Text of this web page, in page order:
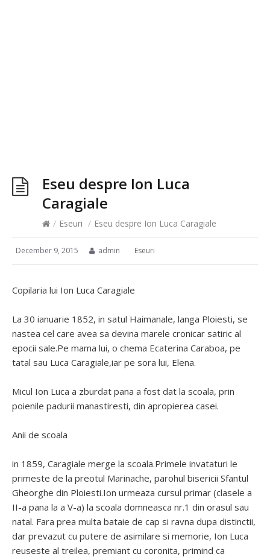
Eseu despre Ion Luca
Caragiale
/ Eseuri / Eseu despre Ion Luca Caragiale
December 9, 2015 admin Eseuri
Copilaria lui Ion Luca Caragiale
La 30 ianuarie 1852, in satul Haimanale, langa Ploiesti, se
nastea cel care avea sa devina marele cronicar satiric al
epocii sale.Pe mama lui, o chema Ecaterina Caraboa, pe
tatal sau Luca Caragiale,iar pe sora lui, Elena.
Micul Ion Luca a zburdat pana a fost dat la scoala, prin
poienile padurii manastiresti, din apropierea casei.
Anii de scoala
in 1859, Caragiale merge la scoala.Primele invataturi le
primeste de la preotul Marinache, parohul bisericii Sfantul
Gheorghe din Ploiesti.Ion urmeaza cursul primar (clasele a
II-a pana la a V-a) la scoala domneasca nr.1 din orasul sau
natal. Fara prea multa bataie de cap si ravna dupa distinctii,
dar prevazut cu putere de asimilare si memorie, Ion Luca
reuseste al treilea, premiant cu coronita, primind ca